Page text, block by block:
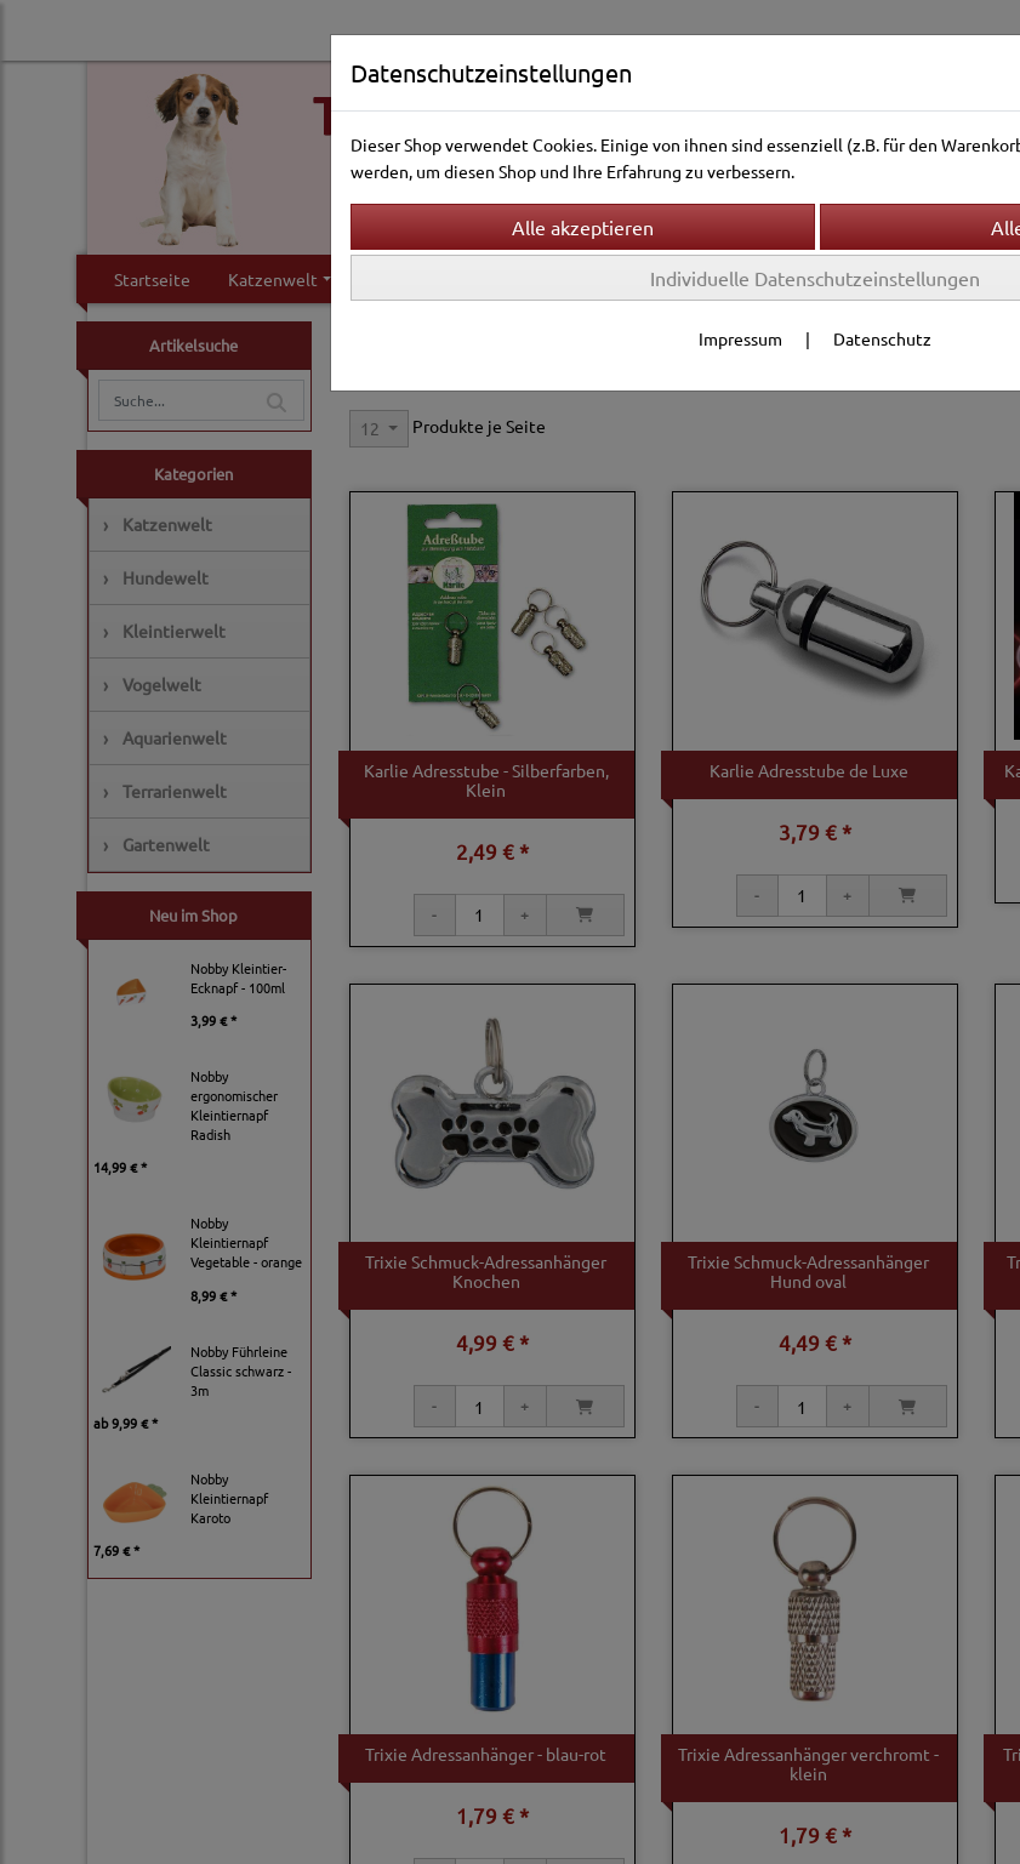
Startseite Katzenwelt Vogelwelt Aquarienwelt
Artikelsuche
Kategorien
› Katzenwelt
› Hundewelt
› Kleintierwelt
› Vogelwelt
› Aquarienwelt
› Terrarienwelt
› Gartenwelt
Neu im Shop
Nobby Kleintier-
Ecknapf - 100ml
3,99 € *
Nobby
ergonomischer
Kleintiernapf
Radish
14,99 € *
Nobby
Kleintiernapf
Vegetable - orange
8,99 € *
Nobby Führleine
Classic schwarz -
3m
ab9,99 € *
Nobby
Kleintiernapf
Karoto
7,69 € *
12 Produkte je Seite
Karlie Adresstube - Silberfarben,
Klein
2,49 € *
Karlie Adresstube de Luxe
3,79 € *
Trixie Schmuck-Adressanhänger
Knochen
4,99 € *
Trixie Schmuck-Adressanhänger
Hund oval
4,49 € *
Trixie Adressanhänger - blau-rot
1,79 € *
Trixie Adressanhänger verchromt -
klein
1,79 € *
Datenschutzeinstellungen
Dieser Shop verwendet Cookies. Einige von ihnen sind essenziell (z.B. für den
werden, um diesen Shop und Ihre Erfahrung zu verbessern.
Individuelle Datenschutzeinstellungen
Impressum | Datenschutz